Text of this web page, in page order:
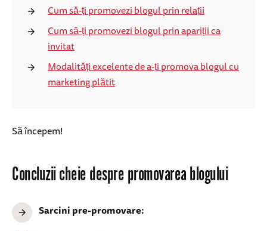
Cum să-ți promovezi blogul prin relații
Cum să-ți promovezi blogul prin apariții ca
invitat
Modalități excelente de a-ți promova blogul cu
marketing plătit
Să începem!
Concluzii cheie despre promovarea blogului
Sarcini pre-promovare: